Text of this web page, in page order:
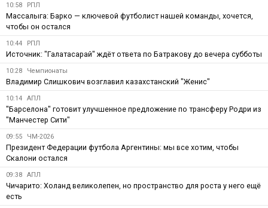
10:58 РПЛ
Массалыга: Барко — ключевой футболист нашей команды, хочется,
чтобы он остался
10:44 РПЛ
Источник: "Галатасарай" ждёт ответа по Батракову до вечера субботы
10:28 Чемпионаты
Владимир Слишкович возглавил казахстанский "Женис"
10:14 АПЛ
"Барселона" готовит улучшенное предложение по трансферу Родри из
"Манчестер Сити"
09:55 ЧМ-2026
Президент Федерации футбола Аргентины: мы все хотим, чтобы
Скалони остался
09:38 АПЛ
Чичарито: Холанд великолепен, но пространство для роста у него ещё
есть